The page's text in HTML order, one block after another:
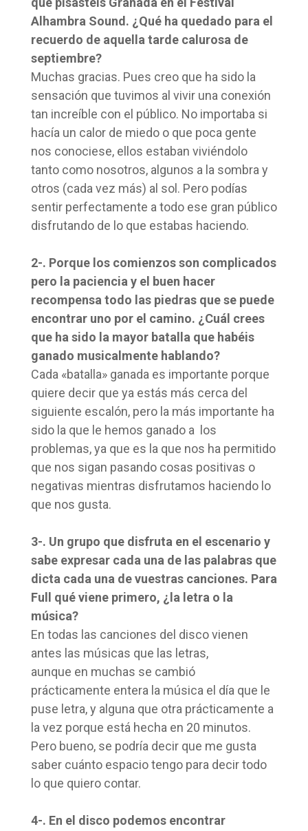
Alhambra Sound. ¿Qué ha quedado para el
recuerdo de aquella tarde calurosa de
septiembre?
Muchas gracias. Pues creo que ha sido la
sensación que tuvimos al vivir una conexión
tan increíble con el público. No importaba si
hacía un calor de miedo o que poca gente
nos conociese, ellos estaban viviéndolo
tanto como nosotros, algunos a la sombra y
otros (cada vez más) al sol. Pero podías
sentir perfectamente a todo ese gran público
disfrutando de lo que estabas haciendo.
2-. Porque los comienzos son complicados
pero la paciencia y el buen hacer
recompensa todo las piedras que se puede
encontrar uno por el camino. ¿Cuál crees
que ha sido la mayor batalla que habéis
ganado musicalmente hablando?
Cada «batalla» ganada es importante porque
quiere decir que ya estás más cerca del
siguiente escalón, pero la más importante ha
sido la que le hemos ganado a los
problemas, ya que es la que nos ha permitido
que nos sigan pasando cosas positivas o
negativas mientras disfrutamos haciendo lo
que nos gusta.
3-. Un grupo que disfruta en el escenario y
sabe expresar cada una de las palabras que
dicta cada una de vuestras canciones. Para
Full qué viene primero, ¿la letra o la
música?
En todas las canciones del disco vienen
antes las músicas que las letras,
aunque en muchas se cambió
prácticamente entera la música el día que le
puse letra, y alguna que otra prácticamente a
la vez porque está hecha en 20 minutos.
Pero bueno, se podría decir que me gusta
saber cuánto espacio tengo para decir todo
lo que quiero contar.
4-. En el disco podemos encontrar